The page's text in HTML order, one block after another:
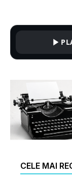
CELE MAI